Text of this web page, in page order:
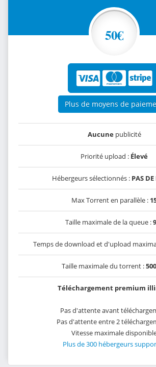
50€
Plus de moyens de
Aucunepublicité
Priorité upload : Élevé
Hébergeurs sélectionnés : PAS
Max Torrent en parallèle :
Taille maximale de la queue :
Temps de download et d'upload
Taille maximale du torrent :
Téléchargement premium
Pas d'attente avant
Pas d'attente entre 2
Vitesse maximale
Plus de 300 hébergeurs